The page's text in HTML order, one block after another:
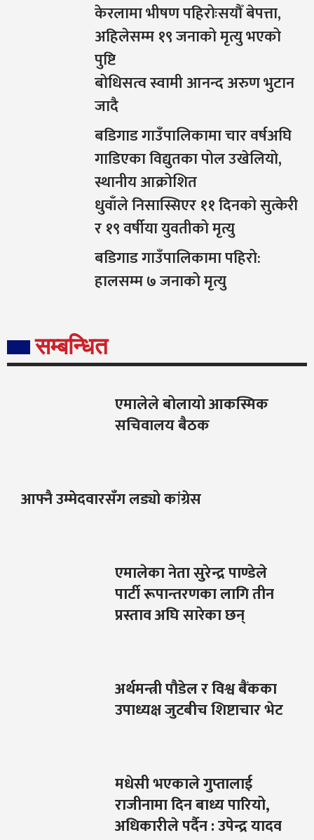
केरलामा भीषण पहिरोःसयौँ बेपत्ता,
अहिलेसम्म १९ जनाको मृत्यु भएको
पुष्टि
बोधिसत्व स्वामी आनन्द अरुण भुटान
जादै
बडिगाड गाउँपालिकामा चार वर्षअघि
गाडिएका विद्युतका पोल उखेलियो,
स्थानीय आक्रोशित
धुवाँले निसास्सिएर ११ दिनको सुत्केरी
र १९ वर्षीया युवतीको मृत्यु
बडिगाड गाउँपालिकामा पहिरो:
हालसम्म ७ जनाको मृत्यु
सम्बन्धित
एमालेले बोलायो आकस्मिक
सचिवालय बैठक
आफ्नै उम्मेदवारसँग लड्यो कांग्रेस
एमालेका नेता सुरेन्द्र पाण्डेले
पार्टी रूपान्तरणका लागि तीन
प्रस्ताव अघि सारेका छन्
अर्थमन्त्री पौडेल र विश्व बैंकका
उपाध्यक्ष जुटबीच शिष्टाचार भेट
मधेसी भएकाले गुप्तालाई
राजीनामा दिन बाध्य पारियो,
अधिकारीले पर्दैन : उपेन्द्र यादव